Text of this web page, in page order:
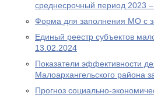
среднесрочный период 2023
Форма для заполнения МО с
Единый реестр субъектов
13.02.2024
Показатели эффективности
Малоархангельского района
Прогноз социально-